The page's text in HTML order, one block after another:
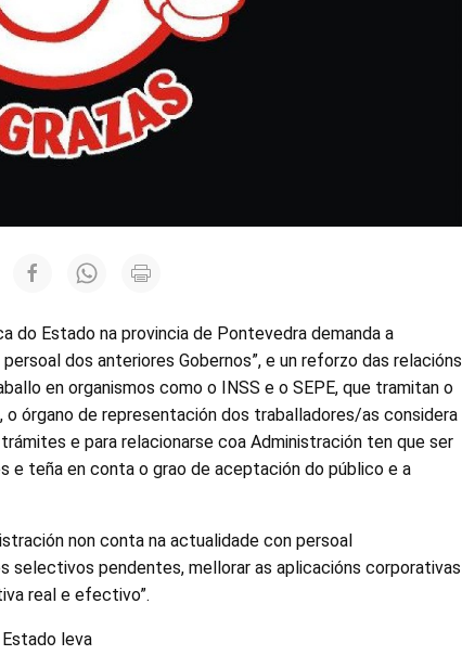
do Estado na provincia de Pontevedra demanda a
dos anteriores Gobernos”, e un reforzo das relacións
en organismos como o INSS e o SEPE, que tramitan o
o órgano de representación dos traballadores/as considera
e para relacionarse coa Administración ten que ser
e teña en conta o grao de aceptación do público e a
non conta na actualidade con persoal
selectivos pendentes, mellorar as aplicacións corporativas
real e efectivo”.
leva